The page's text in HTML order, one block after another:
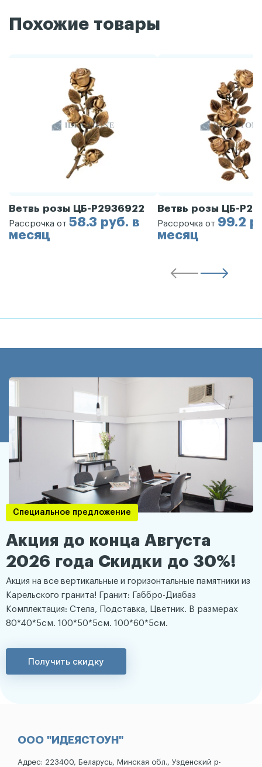
Похожие товары
Ветвь розы ЦБ-Р2936922
Рассрочка от 58.3 руб. в
месяц
Ветвь розы ЦБ-
Рассрочка от 99.2
месяц
Специальное предложение
Акция до конца Августа
2026 года Скидки до 30%!
Акция на все вертикальные и горизонтальные памятники из
Карельского гранита! Гранит: Габбро-Диабаз
Комплектация: Стела, Подставка, Цветник. В размерах
80*40*5см. 100*50*5см. 100*60*5см.
Получить скидку
ООО "ИДЕЯСТОУН"
Адрес: 223400, Беларусь, Минская обл., Узденский р-